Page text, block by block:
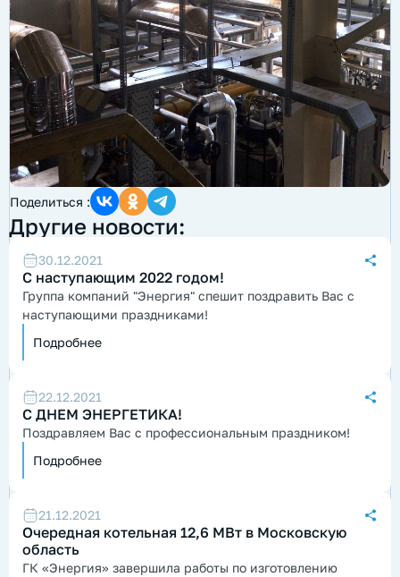
Поделиться :
Другие новости:
30.12.2021
С наступающим 2022 годом!
Группа компаний "Энергия" спешит поздравить Вас с
наступающими праздниками!
Подробнее
22.12.2021
С ДНЕМ ЭНЕРГЕТИКА!
Поздравляем Вас с профессиональным праздником!
Подробнее
21.12.2021
Очередная котельная 12,6 МВт в Московскую
область
ГК «Энергия» завершила работы по изготовлению